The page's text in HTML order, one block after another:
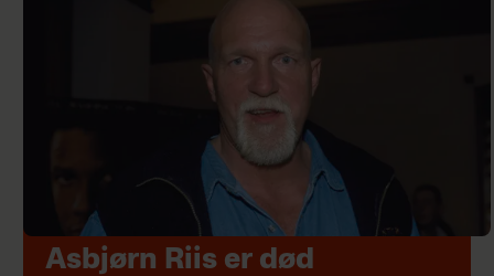
Asbjørn Riis er død